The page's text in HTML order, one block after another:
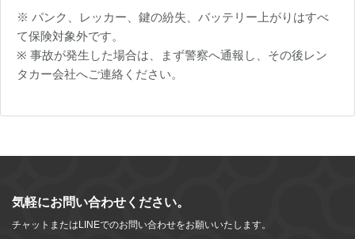
※ パンク、レッカー、鍵の紛失、バッテリー上がりはすべ
て保険対象外です。
※ 事故が発生した場合は、まず警察へ通報し、その後レン
タカー会社へご連絡ください。
気軽にお問い合わせください。
チャットまたはLINEでのお問い合わせをお願いいたします。